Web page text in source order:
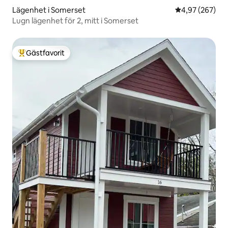
Lägenhet i Somerset 4,97 av 5 i
4,97 (267)
Lugn lägenhet för 2, mitt i Somerset
Populär gästfavorit
Gästfavorit